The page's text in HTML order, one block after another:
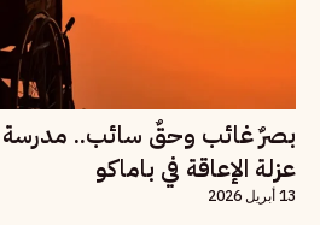
بصرٌ غائب وحقٌ سائب.. مدرسة
عزلة الإعاقة في باماكو
13 أبريل 2026